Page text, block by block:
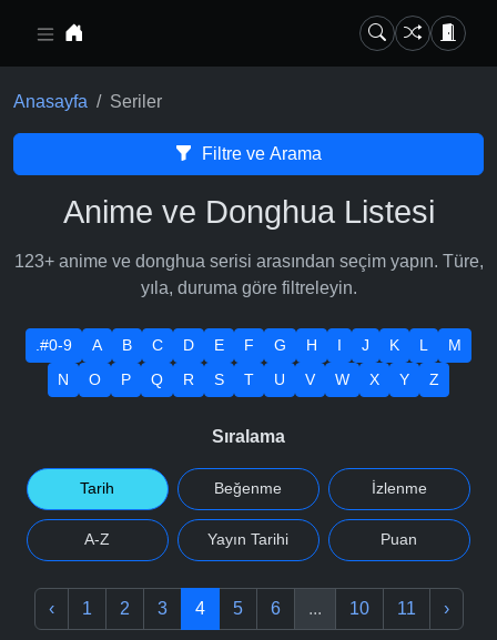
Anasayfa Seriler
Filtre ve Arama
Anime ve Donghua Listesi
123+ anime ve donghua serisi arasından seçim yapın. Türe,
yıla, duruma göre filtreleyin.
.#0-9 A B C D E F G H I J K L
M
N
O P Q R S T U V W X Y Z
Sıralama
Tarih Beğenme İzlenme
A-Z Yayın Tarihi Puan
‹ 1 2 3 4 5 6 ... 10 11 ›